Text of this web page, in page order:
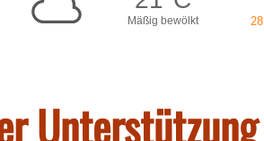
Unterstützung